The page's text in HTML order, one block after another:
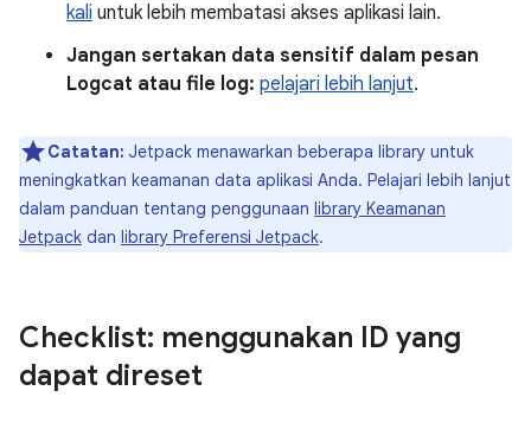
kali untuk lebih membatasi akses aplikasi lain.
Jangan sertakan data sensitif dalam pesan
Logcat atau file log: pelajari lebih lanjut.
Catatan: Jetpack menawarkan beberapa library untuk
meningkatkan keamanan data aplikasi Anda. Pelajari lebih lanjut
dalam panduan tentang penggunaan library Keamanan
Jetpack dan library Preferensi Jetpack.
Checklist: menggunakan ID yang
dapat direset